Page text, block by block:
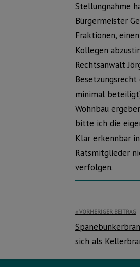
Stellungnahme
Bürgermeister
Fraktionen,
Kollegen
Rechtsanwalt
minimal
Wohnbau
bitte ich die
Klar erkennbar
Ratsmitglieder
verfolgen.
VORHERIGER BEITRAG
sich als